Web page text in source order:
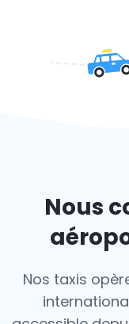
Nous
Nos taxis